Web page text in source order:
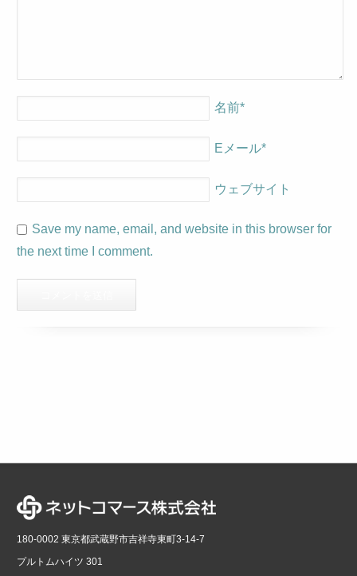
名前*
Eメール*
ウェブサイト
Save my name, email, and website in this browser for
the next time I comment.
180-0002 東京都武蔵野市吉祥寺東町3-14-7
プルトムハイツ 301